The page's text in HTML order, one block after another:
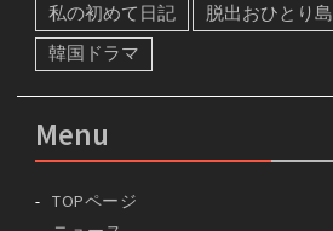
私の初めて日記
脱出おひとり島
韓国ドラマ
Menu
TOPページ